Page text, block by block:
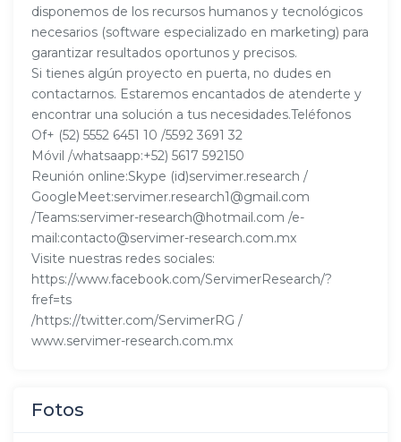
disponemos de los recursos humanos y tecnológicos
necesarios (software especializado en marketing) para
garantizar resultados oportunos y precisos.
Si tienes algún proyecto en puerta, no dudes en
contactarnos. Estaremos encantados de atenderte y
encontrar una solución a tus necesidades.Teléfonos
Of+ (52) 5552 6451 10 /5592 3691 32
Móvil /whatsaapp:+52) 5617 592150
Reunión online:Skype (id)servimer.research /
GoogleMeet:servimer.research1@gmail.com
/Teams:servimer-research@hotmail.com /e-
mail:contacto@servimer-research.com.mx
Visite nuestras redes sociales:
https://www.facebook.com/ServimerResearch/?
fref=ts
/https://twitter.com/ServimerRG /
www.servimer-research.com.mx
Fotos